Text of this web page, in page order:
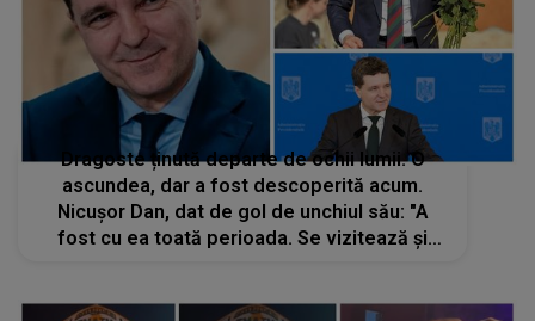
Dragoste ținută departe de ochii lumii. O
ascundea, dar a fost descoperită acum.
Nicușor Dan, dat de gol de unchiul său: "A
fost cu ea toată perioada. Se vizitează și